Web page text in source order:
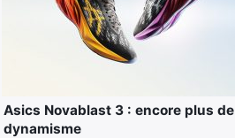
Asics Novablast 3 : encore plus de
dynamisme